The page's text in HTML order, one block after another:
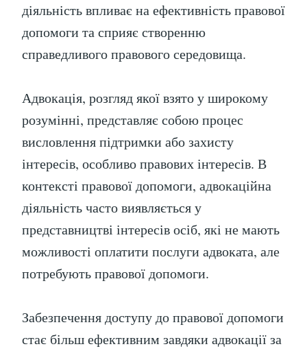
діяльність впливає на ефективність правової
допомоги та сприяє створенню
справедливого правового середовища.
Адвокація, розгляд якої взято у широкому
розумінні, представляє собою процес
висловлення підтримки або захисту
інтересів, особливо правових інтересів. В
контексті правової допомоги, адвокаційна
діяльність часто виявляється у
представництві інтересів осіб, які не мають
можливості оплатити послуги адвоката, але
потребують правової допомоги.
Забезпечення доступу до правової допомоги
стає більш ефективним завдяки адвокації за